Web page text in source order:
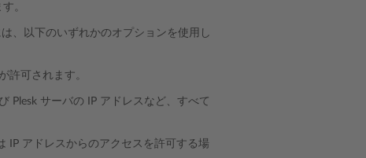
。
、以下のいずれかのオプションを使用し
許可されます。
Plesk サーバの IP アドレスなど、すべて
IP アドレスからのアクセスを許可する場